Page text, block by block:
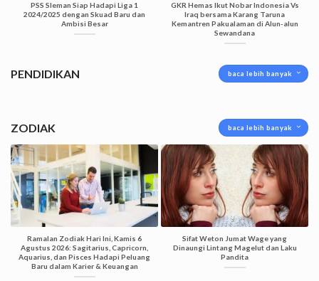
PSS Sleman Siap Hadapi Liga 1
2024/2025 dengan Skuad Baru dan
Ambisi Besar
GKR Hemas Ikut Nobar Indonesia Vs
Iraq bersama Karang Taruna
Kemantren Pakualaman di Alun-alun
Sewandana
PENDIDIKAN baca lebih banyak
ZODIAK baca lebih banyak
Ramalan Zodiak Hari Ini, Kamis 6
Agustus 2026: Sagitarius, Capricorn,
Aquarius, dan Pisces Hadapi Peluang
Baru dalam Karier & Keuangan
Sifat Weton Jumat Wage yang
Dinaungi Lintang Magelut dan Laku
Pandita